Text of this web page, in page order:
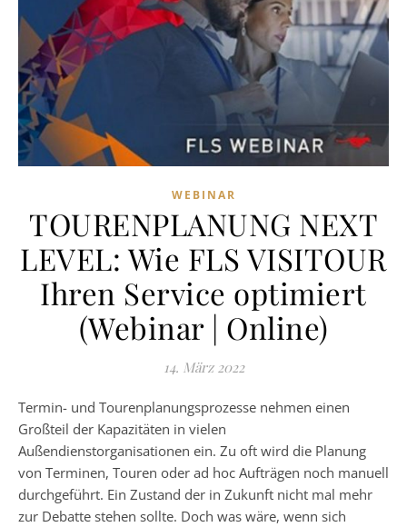
WEBINAR
TOURENPLANUNG NEXT
LEVEL: Wie FLS VISITOUR
Ihren Service optimiert
(Webinar | Online)
14. März 2022
Termin- und Tourenplanungsprozesse nehmen einen
Großteil der Kapazitäten in vielen
Außendienstorganisationen ein. Zu oft wird die Planung
von Terminen, Touren oder ad hoc Aufträgen noch manuell
durchgeführt. Ein Zustand der in Zukunft nicht mal mehr
zur Debatte stehen sollte. Doch was wäre, wenn sich